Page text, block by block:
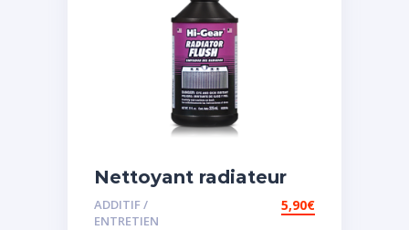
Nettoyant radiateur
ADDITIF /
ENTRETIEN
5,90€